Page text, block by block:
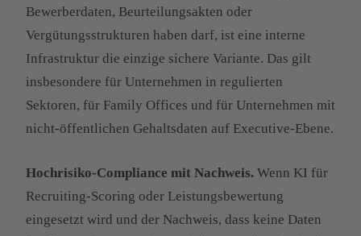
Bewerberdaten, Beurteilungsakten oder
Vergütungsstrukturen haben darf, ist eine interne
Infrastruktur die einzige sichere Variante. Das gilt
insbesondere für Unternehmen in regulierten
Sektoren, für Family Offices und für Unternehmen mit
nicht-öffentlichen Gehaltsdaten auf Executive-Ebene.
Hochrisiko-Compliance mit Nachweis. Wenn KI für
Recruiting-Scoring oder Leistungsbewertung
eingesetzt wird und der Nachweis, dass keine Daten